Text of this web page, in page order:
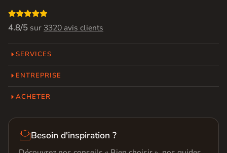

4.8/5 sur 3320 avis clients
SERVICES
ENTREPRISE
ACHETER
Besoin d'inspiration ?